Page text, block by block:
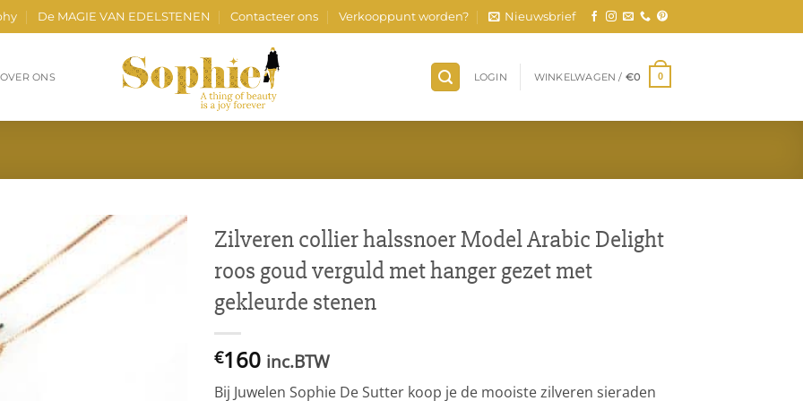
De MAGIE VAN EDELSTENEN Contacteer ons Verkooppunt worden? Nieuwsbrief
OVER ONS LOGIN WINKELWAGEN / €0 0
Zilveren collier halssnoer Model Arabic Delight
roos goud verguld met hanger gezet met
gekleurde stenen
€160 inc.BTW
Bij Juwelen Sophie De Sutter koop je de mooiste zilveren sieraden